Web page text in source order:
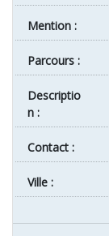
Mention :
Parcours :
Descriptio
n :
Contact :
ville :